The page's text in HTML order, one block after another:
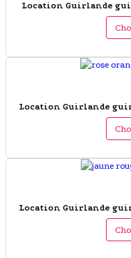
Location Guirlande
Location Guirlande
Location Guirlande